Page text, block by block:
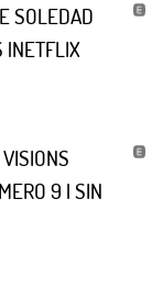
SOLEDAD
|NETFLIX
9 | SIN